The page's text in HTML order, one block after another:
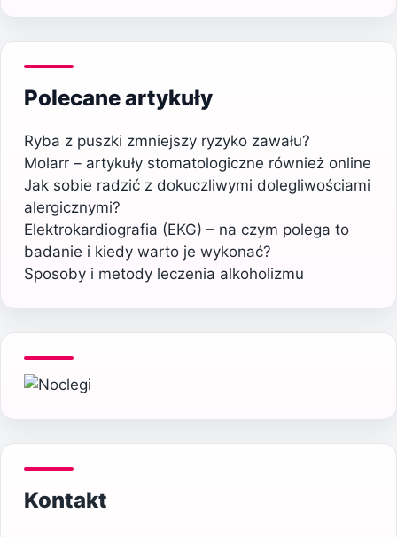
Polecane artykuły
Ryba z puszki zmniejszy ryzyko zawału?
Molarr – artykuły stomatologiczne również online
Jak sobie radzić z dokuczliwymi dolegliwościami
alergicznymi?
Elektrokardiografia (EKG) – na czym polega to
badanie i kiedy warto je wykonać?
Sposoby i metody leczenia alkoholizmu
Kontakt